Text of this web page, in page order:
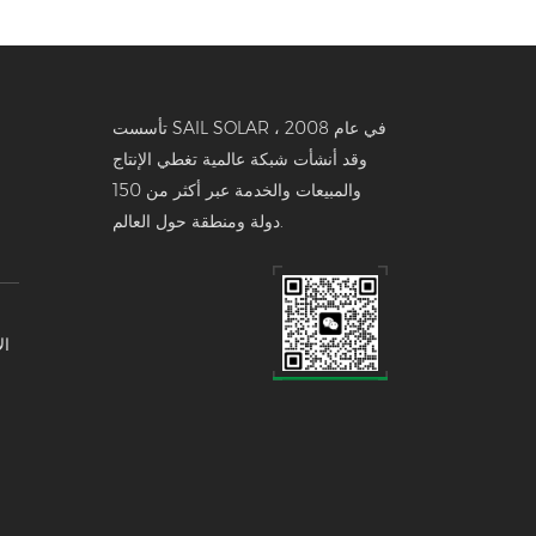
تأسست SAIL SOLAR في عام 2008 ،
وقد أنشأت شبكة عالمية تغطي الإنتاج
والمبيعات والخدمة عبر أكثر من 150
دولة ومنطقة حول العالم.